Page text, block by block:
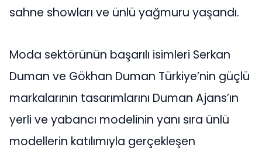
sahne showları ve ünlü yağmuru yaşandı.
Moda sektörünün başarılı isimleri Serkan
Duman ve Gökhan Duman Türkiye’nin güçlü
markalarının tasarımlarını Duman Ajans’ın
yerli ve yabancı modelinin yanı sıra ünlü
modellerin katılımıyla gerçekleşen